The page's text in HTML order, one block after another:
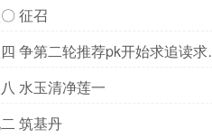
征召
争第二轮推荐pk开始求追读求
水玉清净莲一
筑基丹